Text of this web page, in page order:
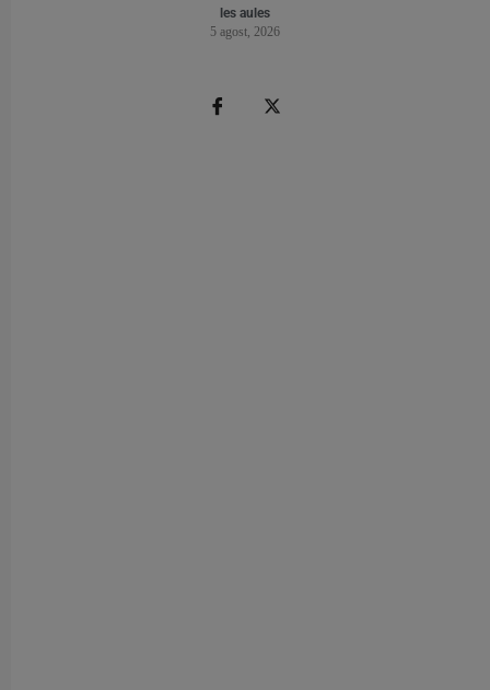
les aules
5 agost, 2026